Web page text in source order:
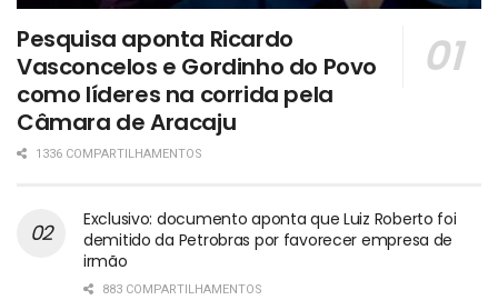
Pesquisa aponta Ricardo
Vasconcelos e Gordinho do Povo
como líderes na corrida pela
Câmara de Aracaju
1336 COMPARTILHAMENTOS
Exclusivo: documento aponta que Luiz Roberto foi
demitido da Petrobras por favorecer empresa de
irmão
883 COMPARTILHAMENTOS